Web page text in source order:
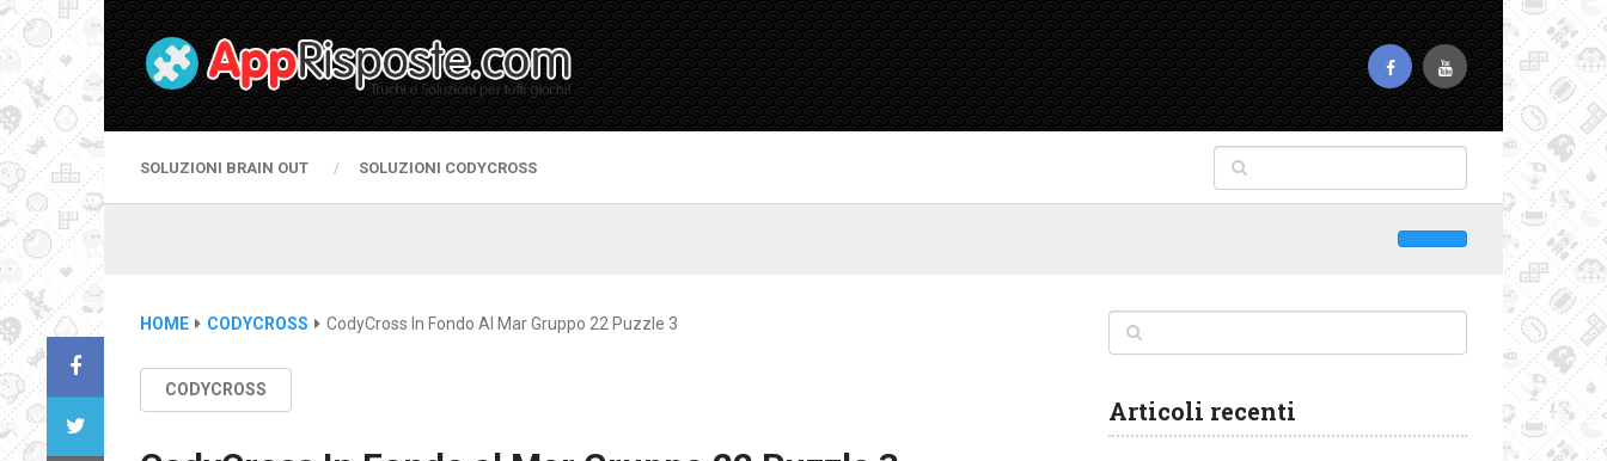
SOLUZIONI BRAIN OUT SOLUZIONI CODYCROSS
HOME CODYCROSS CodyCross In Fondo Al Mar Gruppo 22 Puzzle 3
CODYCROSS
Articoli recenti